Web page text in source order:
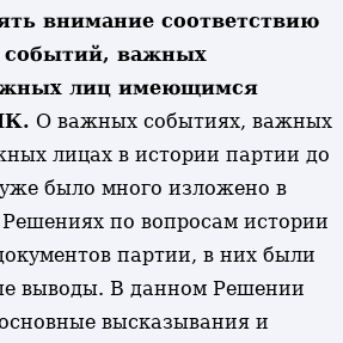
внимание соответствию
важных
лиц имеющимся
О важных событиях, важных
лицах в истории партии до
было много изложено в
по вопросам истории
партии, в них были
выводы. В данном Решении
высказывания и